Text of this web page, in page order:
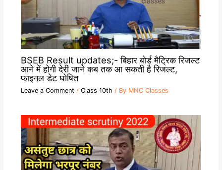
BSEB Result updates;- बिहार बोर्ड मैट्रिक रिजल्ट
आने में होगी देरी जाने कब तक आ सकती है रिजल्ट,
फाइनल डेट घोषित
Leave a Comment / Class 10th / By MNC Classes